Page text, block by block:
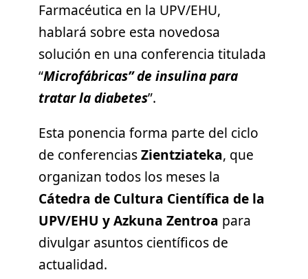
Farmacéutica en la UPV/EHU,
hablará sobre esta novedosa
solución en una conferencia titulada
“Microfábricas” de insulina para
tratar la diabetes”.
Esta ponencia forma parte del ciclo
de conferenciasZientziateka, que
organizan todos los meses la
Cátedra de Cultura Científica de la
UPV/EHU y Azkuna Zentroa para
divulgar asuntos científicos de
actualidad.